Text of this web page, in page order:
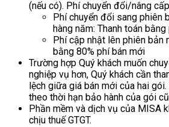
(nếu có). Phí chuyển đổi/nâng
Phí chuyển đổi sang phiên
hàng năm: Thanh toán
Phí cập nhật lên phiên bản
bằng 80% phí bán mới
Trường hợp Quý khách muốn
nghiệp vụ hơn, Quý khách cần
lệch giữa giá bán mới của hai
theo thời hạn bảo hành của gói
Phần mềm và dịch vụ của MISA
chịu thuế GTGT.